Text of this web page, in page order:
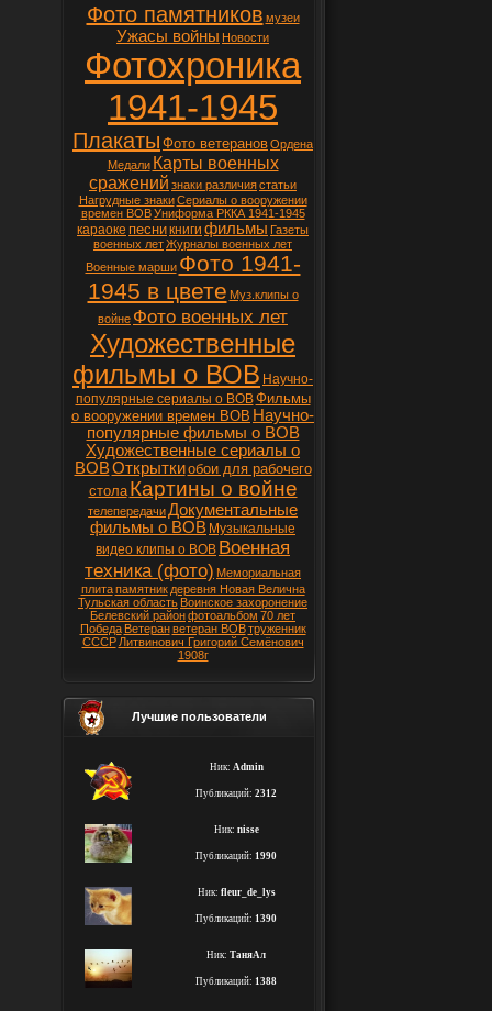
Фото памятников музеи
Ужасы войны Новости
Фотохроника
1941-1945
Плакаты Фото ветерановОрдена
Медали Карты военных
сражений знаки различиястатьи
Нагрудные знаки Сериалы о вооружении
времен ВОВ Униформа РККА 1941-1945
караоке песникниги фильмы Газеты
военных летЖурналы военных лет
Военные марши Фото 1941-
1945 в цвете Муз.клипы о
войне Фото военных лет
Художественные
фильмы о ВОВ Научно-
популярные сериалы о ВОВФильмы
о вооружении времен ВОВ Научно-
популярные фильмы о ВОВ
Художественные сериалы о
ВОВОткрыткиобои для рабочего
стола Картины о войне
телепередачиДокументальные
фильмы о ВОВ Музыкальные
видео клипы о ВОВ Военная
техника (фото) Мемориальная
плита памятник деревня Новая Велична
Тульская область Воинское захоронение
Белевский районфотоальбом 70 лет
Победа Ветеран ветеран ВОВ труженник
СССР Литвинович Григорий Семёнович
1908г
Лучшие пользователи
Ник: Admin
Публикаций: 2312
Ник: nisse
Публикаций: 1990
Ник: fleur_de_lys
Публикаций: 1390
Ник: ТаняАл
Публикаций: 1388